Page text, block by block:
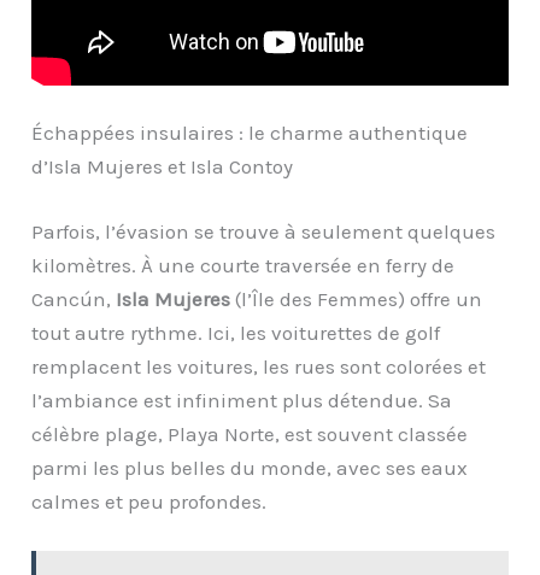
Échappées insulaires : le charme authentique
d’Isla Mujeres et Isla Contoy
Parfois, l’évasion se trouve à seulement quelques
kilomètres. À une courte traversée en ferry de
Cancún, Isla Mujeres (l’Île des Femmes) offre un
tout autre rythme. Ici, les voiturettes de golf
remplacent les voitures, les rues sont colorées et
l’ambiance est infiniment plus détendue. Sa
célèbre plage, Playa Norte, est souvent classée
parmi les plus belles du monde, avec ses eaux
calmes et peu profondes.